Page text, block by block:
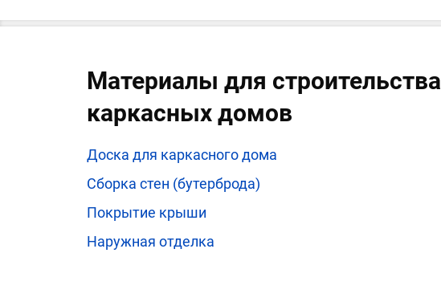
Материалы для строительства
каркасных домов
Доска для каркасного дома
Сборка стен (бутерброда)
Покрытие крыши
Наружная отделка